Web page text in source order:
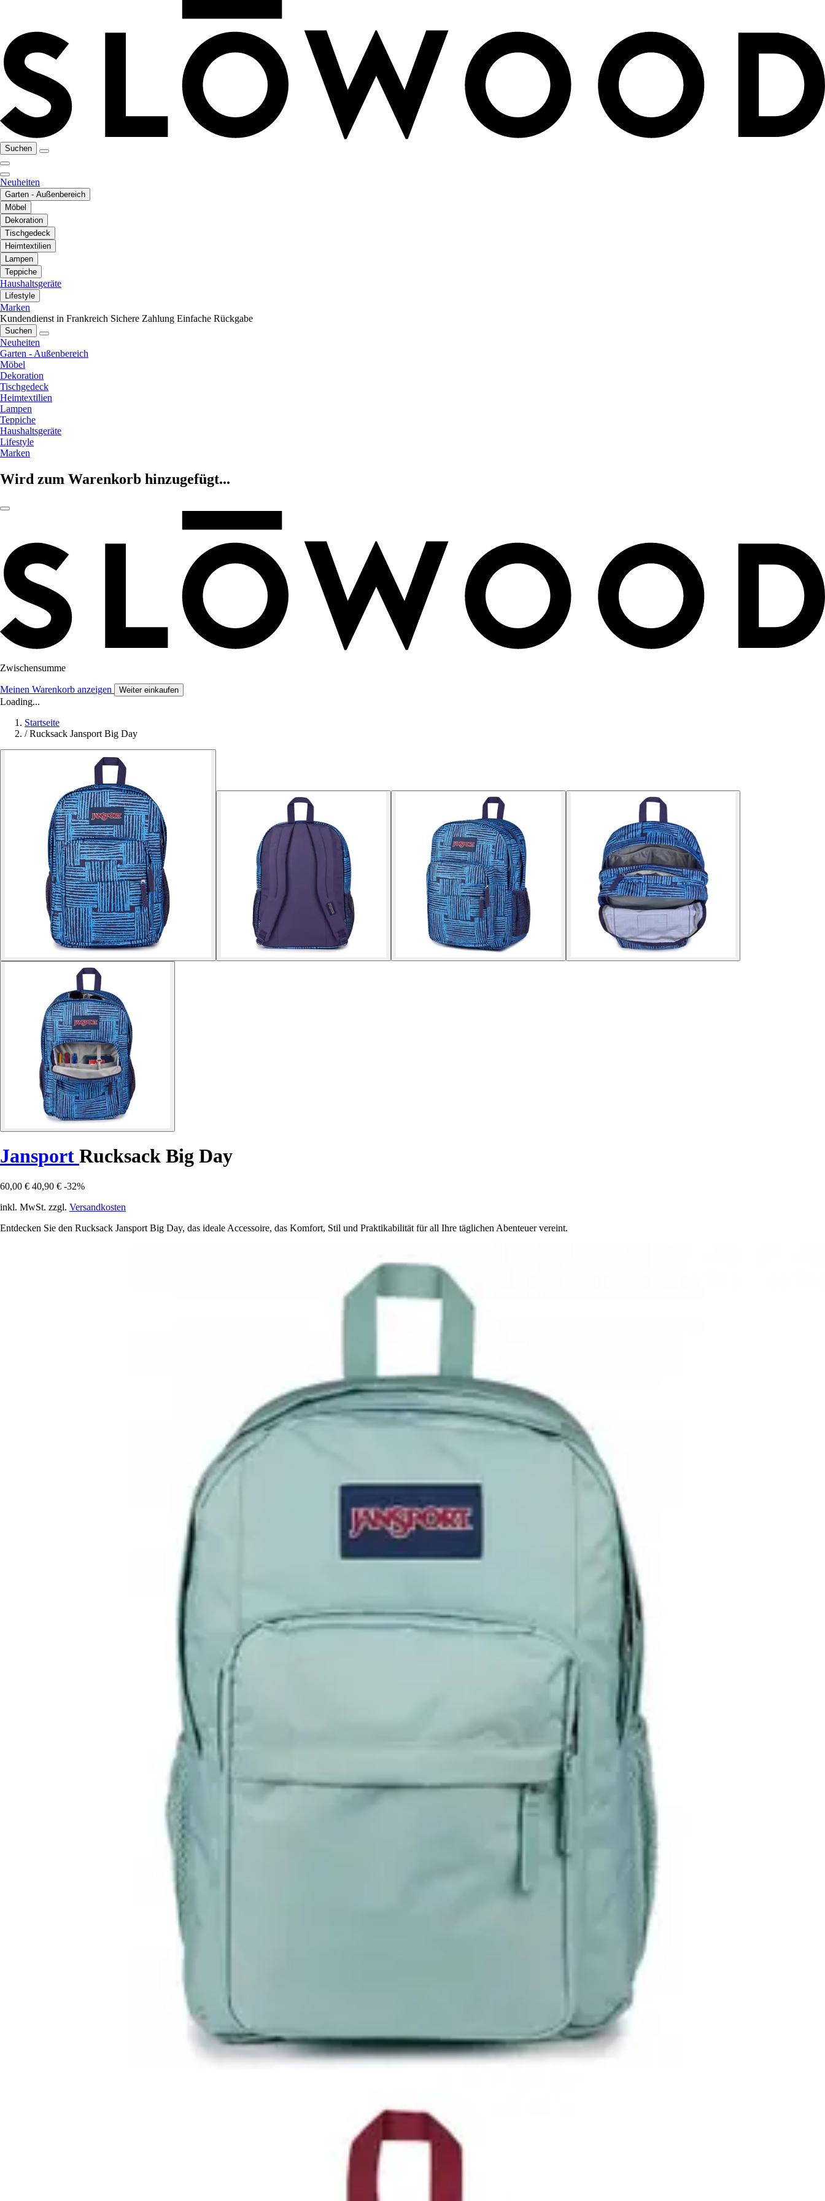
Suchen
Neuheiten
Garten - Außenbereich
Möbel
Dekoration
Tischgedeck
Heimtextilien
Lampen
Teppiche
Haushaltsgeräte
Lifestyle
Marken
Kundendienst in Frankreich Sichere Zahlung Einfache Rückgabe
Suchen
Neuheiten
Garten - Außenbereich
Möbel
Dekoration
Tischgedeck
Heimtextilien
Lampen
Teppiche
Haushaltsgeräte
Lifestyle
Marken
Wird zum Warenkorb hinzugefügt...
Zwischensumme
Meinen Warenkorb anzeigen Weiter einkaufen
Loading...
Startseite
/ Rucksack Jansport Big Day
Jansport Rucksack Big Day
60,00 € 40,90 € -32%
inkl. MwSt. zzgl. Versandkosten
Entdecken Sie den Rucksack Jansport Big Day, das ideale Accessoire, das Komfort, Stil und Praktikabilität für all Ihre täglichen Abenteuer vereint.